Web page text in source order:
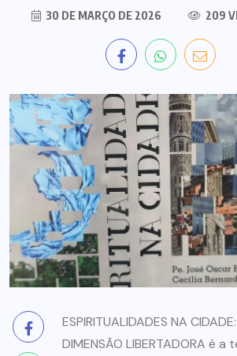
30 DE MARÇO DE 2026 209
ESPIRITUALIDADES NA
DIMENSÃO LIBERTADORA é